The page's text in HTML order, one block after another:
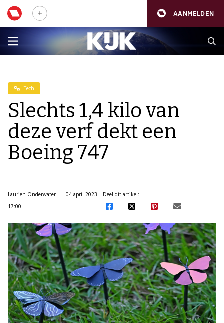
AANMELDEN
Tech
Slechts 1,4 kilo van
deze verf dekt een
Boeing 747
Laurien Onderwater
04 april 2023
17:00
Deel dit artikel: